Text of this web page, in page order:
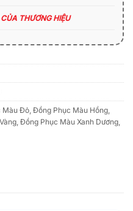
THƯƠNG HIỆU
Màu Đỏ Đồng Phục Màu Hồng
Đồng Phục Màu Xanh Dương